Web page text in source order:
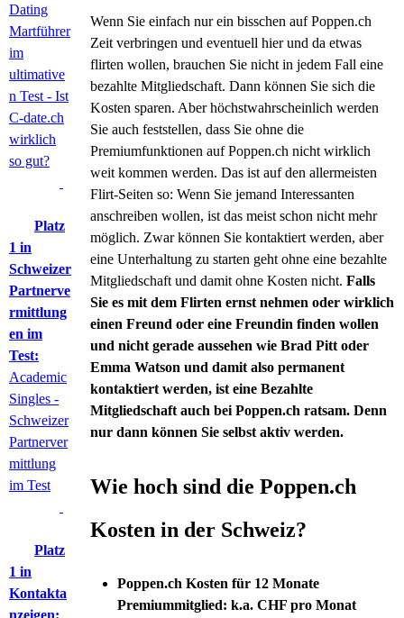
Wenn Sie einfach nur ein bisschen auf Poppen.ch
Zeit verbringen und eventuell hier und da etwas
flirten wollen, brauchen Sie nicht in jedem Fall eine
bezahlte Mitgliedschaft. Dann können Sie sich die
Kosten sparen. Aber höchstwahrscheinlich werden
Sie auch feststellen, dass Sie ohne die
Premiumfunktionen auf Poppen.ch nicht wirklich
weit kommen werden. Das ist auf den allermeisten
Flirt-Seiten so: Wenn Sie jemand Interessanten
anschreiben wollen, ist das meist schon nicht mehr
möglich. Zwar können Sie kontaktiert werden, aber
eine Unterhaltung zu starten geht ohne eine bezahlte
Mitgliedschaft und damit ohne Kosten nicht. Falls
Sie es mit dem Flirten ernst nehmen oder wirklich
einen Freund oder eine Freundin finden wollen
und nicht gerade aussehen wie Brad Pitt oder
Emma Watson und damit also permanent
kontaktiert werden, ist eine Bezahlte
Mitgliedschaft auch bei Poppen.ch ratsam. Denn
nur dann können Sie selbst aktiv werden.
Wie hoch sind die Poppen.ch
Kosten in der Schweiz?
Poppen.ch Kosten für 12 Monate
Premiummitglied: k.a. CHF pro Monat
Dating
Martführer
im
ultimative
n Test - Ist
C-date.ch
wirklich
so gut?
Platz
1 in
Schweizer
Partnerve
rmittlung
en im
Test:
Academic
Singles -
Schweizer
Partnerver
mittlung
im Test
Platz
1 in
Kontakta
nzeigen: